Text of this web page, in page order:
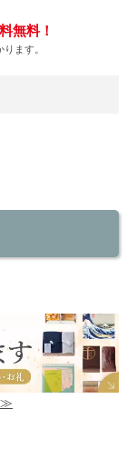
無料！
ます。
≫